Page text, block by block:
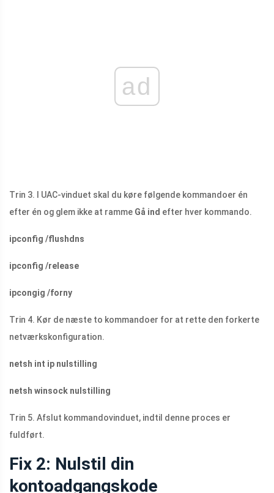
ad
Trin 3. I UAC-vinduet skal du køre følgende kommandoer én
efter én og glem ikke at ramme Gå ind efter hver kommando.
ipconfig /flushdns
ipconfig /release
ipcongig /forny
Trin 4. Kør de næste to kommandoer for at rette den forkerte
netværkskonfiguration.
netsh int ip nulstilling
netsh winsock nulstilling
Trin 5. Afslut kommandovinduet, indtil denne proces er
fuldført.
Fix 2: Nulstil din
kontoadgangskode